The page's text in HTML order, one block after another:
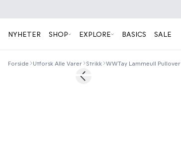
NYHETER SHOP EXPLORE BASICS SALE
Forside Utforsk Alle Varer Strikk WWTay Lammeull Pullover
50%Previous slide